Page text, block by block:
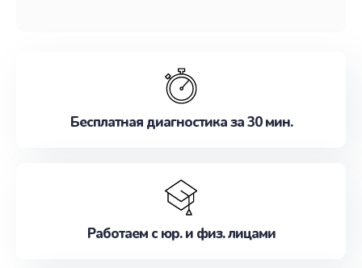
Бесплатная диагностика за 30 мин.
Работаем с юр. и физ. лицами